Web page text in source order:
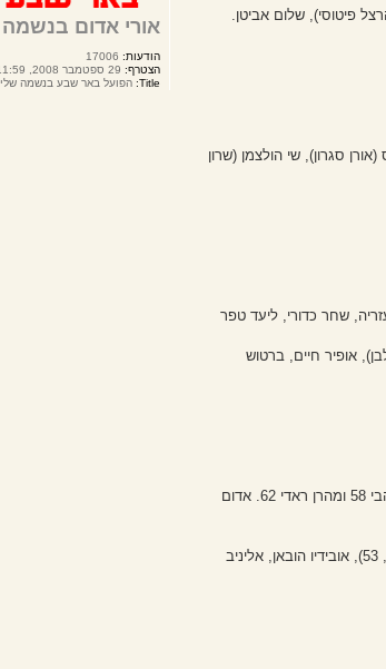
אורי אדום בנשמה
הודעות:17006
הצטרף:29 ספטמבר 2008, 11:59
Title: הפועל באר שבע בנשמה שלי
פיטוסי), שלום אביטן.
סגרון), שי הולצמן (שרון
שחר כדורי, ליעד טפר
אופיר חיים, ברטוש
(הבקיעו לב''ש: אובידיו הובאן 34 ומאור בוזגלו 57. הבקיעו למכבי ת״א: ראדה פריצה 21, 47, 52 יואב זיו 28, ערן זהבי 58 ומהרן ראדי 62. אדום
הרכב ב"ש: אוסטין אגי'דה, בן ביטון, וויליאם סוארס, אופיר דוידזאדה, ג'ון אוגו, תומיסלב פאיוביץ (רועי גורדנה, 34), דובב גבאי, מאור בוזגלו (אליניב ברדה, 53), אובידיו הובאן, אליניב